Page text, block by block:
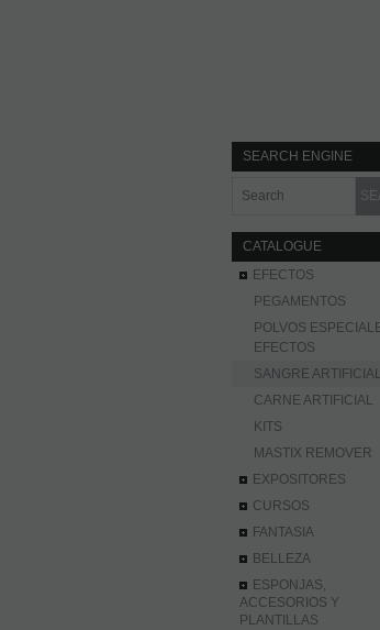
SEARCH ENGINE
CATALOGUE
EFECTOS
PEGAMENTOS
POLVOS
EFECTOS
SANGRE ARTIFICIAL
CARNE ARTIFICIAL
KITS
MASTIX REMOVER
EXPOSITORES
CURSOS
FANTASIA
BELLEZA
ESPONJAS,
ACCESORIOS Y
PLANTILLAS